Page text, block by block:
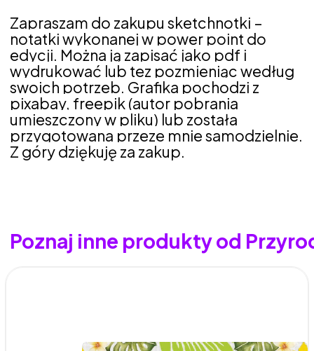
Zapraszam do zakupu sketchnotki –
notatki wykonanej w power point do
edycji. Można ją zapisać jako pdf i
wydrukować lub tez pozmieniąc według
swoich potrzeb. Grafika pochodzi z
pixabay, freepik (autor pobrania
umieszczony w pliku) lub została
przygotowana przeze mnie samodzielnie.
Z góry dziękuję za zakup.
Poznaj inne produkty od